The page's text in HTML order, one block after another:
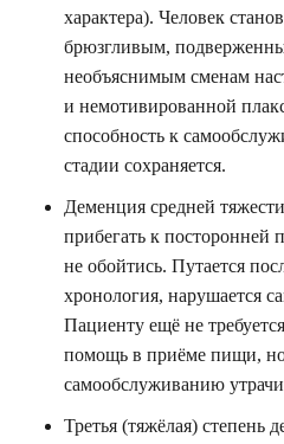
характера). Человек
брюзгливым,
необъяснимым сменам
и немотивированной
способность к
стадии сохраняется.
Деменция средней
прибегать к посторонней
не обойтись. Путается
хронология, нарушается
Пациенту ещё не
помощь в приёме пищи, но
самообслуживанию
Третья (тяжёлая) степень